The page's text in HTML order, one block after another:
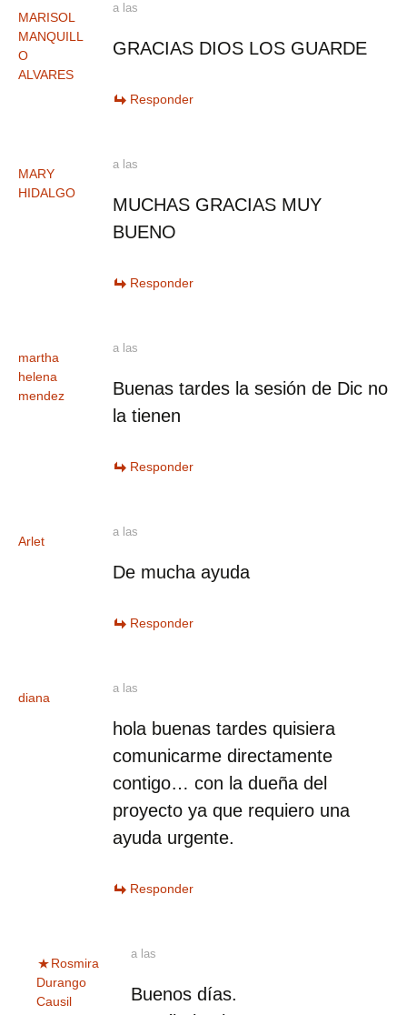
MARISOL
MANQUILL
O
ALVARES
a las
GRACIAS DIOS LOS GUARDE
Responder
MARY
HIDALGO
a las
MUCHAS GRACIAS MUY
BUENO
Responder
martha
helena
mendez
a las
Buenas tardes la sesión de Dic no
la tienen
Responder
Arlet
a las
De mucha ayuda
Responder
diana
a las
hola buenas tardes quisiera
comunicarme directamente
contigo… con la dueña del
proyecto ya que requiero una
ayuda urgente.
Responder
Rosmira
Durango
Causil
a las
Buenos días.